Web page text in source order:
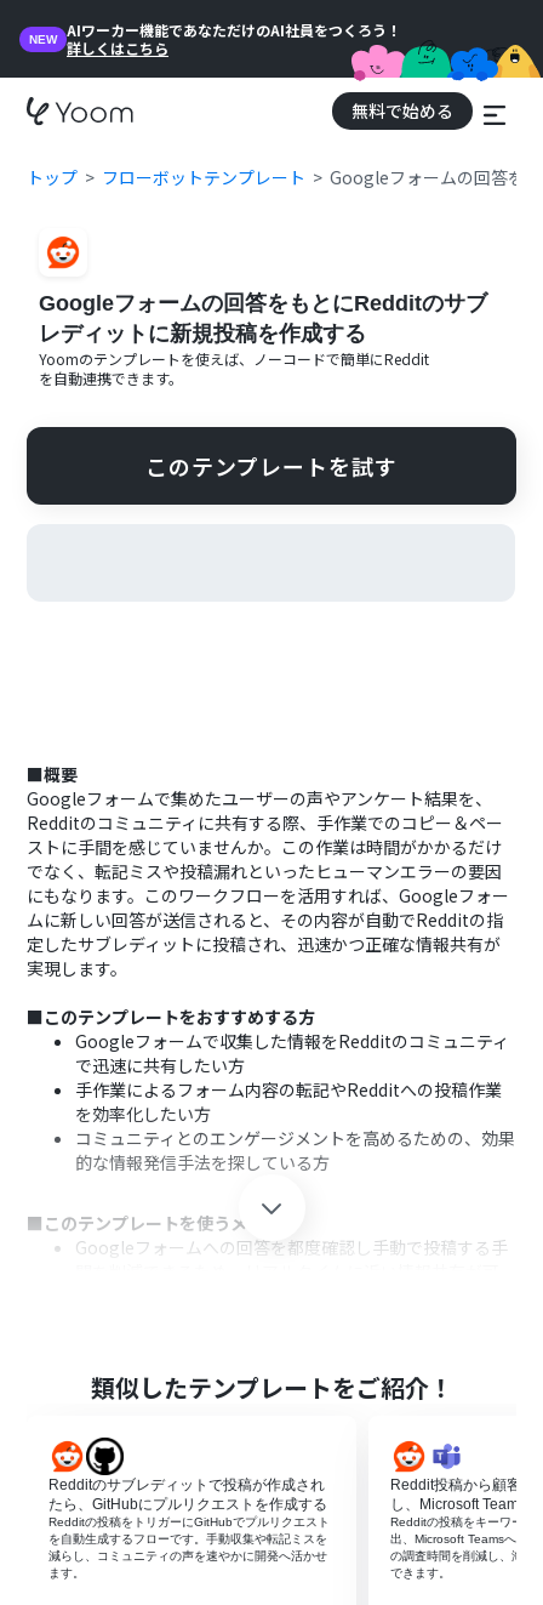
NEW
AIワーカー機能であなただけのAI社員をつくろう！
詳しくはこちら
無料で始める
トップ フローボットテンプレート Googleフォームの回答を
Googleフォームの回答をもとにRedditのサブ
レディットに新規投稿を作成する
Yoomのテンプレートを使えば、ノーコードで簡単にReddit
を自動連携できます。
このテンプレートを試す
■概要
Googleフォームで集めたユーザーの声やアンケート結果を、
Redditのコミュニティに共有する際、手作業でのコピー＆ペー
ストに手間を感じていませんか。この作業は時間がかかるだけ
でなく、転記ミスや投稿漏れといったヒューマンエラーの要因
にもなります。このワークフローを活用すれば、Googleフォー
ムに新しい回答が送信されると、その内容が自動でRedditの指
定したサブレディットに投稿され、迅速かつ正確な情報共有が
実現します。
■このテンプレートをおすすめする方
Googleフォームで収集した情報をRedditのコミュニティ
で迅速に共有したい方
手作業によるフォーム内容の転記やRedditへの投稿作業
を効率化したい方
コミュニティとのエンゲージメントを高めるための、効果
的な情報発信手法を探している方
■このテンプレートを使うメリット
Googleフォームへの回答を都度確認し手動で投稿する手
はじめに、GoogleフォームとRedditをYoomと連携しま
す。
次に、トリガーでGoogleフォームを選択し、「フォーム
に回答が送信されたら」というアクションを設定します。
最後に、オペレーションでRedditを選択し、「サブレデ
ィットに新規投稿を作成」アクションを設定し、フォーム
類似したテンプレートをご紹介！
Redditのサブレディットで投稿が作成され
たら、GitHubにプルリクエストを作成する
Redditの投稿をトリガーにGitHubでプルリクエスト
を自動生成するフローです。手動収集や転記ミスを
減らし、コミュニティの声を速やかに開発へ活かせ
ます。
Reddit投稿から顧客の
し、Microsoft Teams
Redditの投稿をキーワード
出、Microsoft Teamsへ通
の調査時間を削減し、海外
できます。